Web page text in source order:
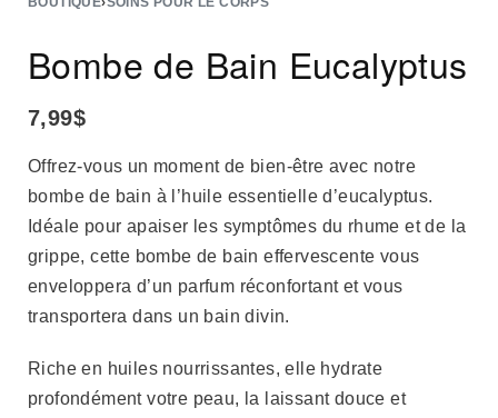
Bombe de Bain Eucalyptus
7,99$
Offrez-vous un moment de bien-être avec notre
bombe de bain à l’huile essentielle d’eucalyptus.
Idéale pour apaiser les symptômes du rhume et de la
grippe, cette bombe de bain effervescente vous
enveloppera d’un parfum réconfortant et vous
transportera dans un bain divin.
Riche en huiles nourrissantes, elle hydrate
profondément votre peau, la laissant douce et